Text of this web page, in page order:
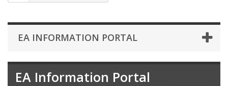
EA INFORMATION PORTAL
EA Information Portal